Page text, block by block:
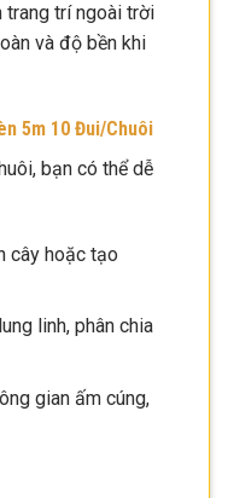
trang trí ngoài trời
và độ bền khi
5m 10 Đui/Chuôi
bạn có thể dễ
cây hoặc tạo
linh, phân chia
gian ấm cúng,